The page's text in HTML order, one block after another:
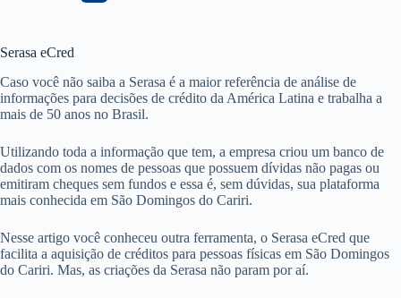
Serasa eCred
Caso você não saiba a Serasa é a maior referência de análise de
informações para decisões de crédito da América Latina e trabalha a
mais de 50 anos no Brasil.
Utilizando toda a informação que tem, a empresa criou um banco de
dados com os nomes de pessoas que possuem dívidas não pagas ou
emitiram cheques sem fundos e essa é, sem dúvidas, sua plataforma
mais conhecida em São Domingos do Cariri.
Nesse artigo você conheceu outra ferramenta, o Serasa eCred que
facilita a aquisição de créditos para pessoas físicas em São Domingos
do Cariri. Mas, as criações da Serasa não param por aí.